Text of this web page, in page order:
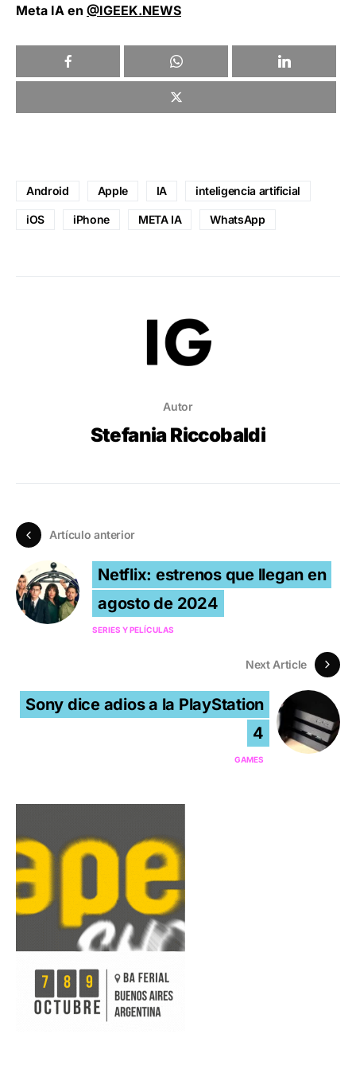
Meta IA en @IGEEK.NEWS
Android Apple IA inteligencia artificial
iOS iPhone META IA WhatsApp
Autor
Stefania Riccobaldi
Artículo anterior
Netflix: estrenos que llegan en
agosto de 2024
SERIES Y PELÍCULAS
Next Article
Sony dice adios a la PlayStation
4
GAMES